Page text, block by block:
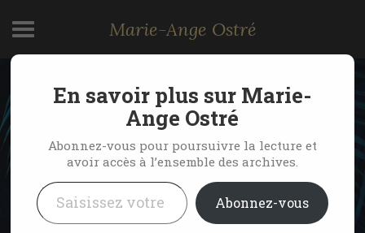
Marie-Ange Ostré
Pêcheuse d’oursins île
de Gili Meno, Indonésie
by Marie-Ange Ostré
12 juillet 2007
No Comments
En savoir plus sur Marie-
Ange Ostré
Abonnez-vous pour poursuivre la lecture et
avoir accès à l’ensemble des archives.
Saisissez votre adresse e-mail…
Abonnez-vous